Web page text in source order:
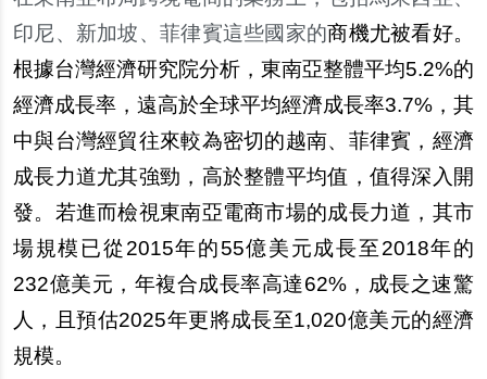
印尼、新加坡、菲律賓這些國家的商機尤被看好。
根據台灣經濟研究院分析，東南亞整體平均5.2%的
經濟成長率，遠高於全球平均經濟成長率3.7%，其
中與台灣經貿往來較為密切的越南、菲律賓，經濟
成長力道尤其強勁，高於整體平均值，值得深入開
發。若進而檢視東南亞電商市場的成長力道，其市
場規模已從2015年的55億美元成長至2018年的
232億美元，年複合成長率高達62%，成長之速驚
人，且預估2025年更將成長至1,020億美元的經濟
規模。